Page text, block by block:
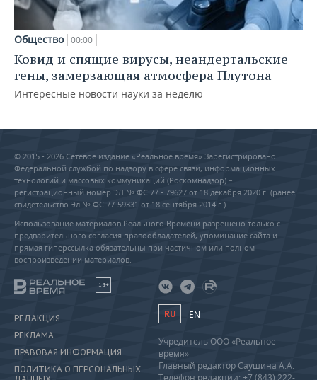
Общество 00:00
Ковид и спящие вирусы, неандертальские
гены, замерзающая атмосфера Плутона
Интересные новости науки за неделю
© 2015 - 2026 Сетевое издание «Реальное время» Зарегистрировано
Федеральной службой по надзору в сфере связи, информационных
технологий и массовых коммуникаций (Роскомнадзор) –
регистрационный номер ЭЛ № ФС 77 - 79627 от 18 декабря 2020 г. (ранее
свидетельство Эл № ФС 77-59331 от 18 сентября 2014 г.)
Использование материалов Реального Времени разрешено только с
предварительного согласия правообладателей, упоминание сайта и
прямая гиперссылка обязательны при частичном или полном
воспроизведении материалов.
18+
РЕДАКЦИЯ
РЕКЛАМА
ПРАВОВАЯ ИНФОРМАЦИЯ
ПОЛИТИКА О ПЕРСОНАЛЬНЫХ
RU EN
Учредитель ООО «Реальное
время»
Главный редактор Саушина А.А.